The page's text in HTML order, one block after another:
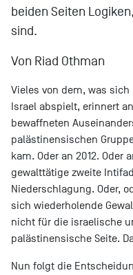
beiden Seiten
sind.
Von Riad Othman
Vieles von dem, was
Israel abspielt, erinnert
bewaffneten
palästinensischen
kam. Oder an 2012. Oder
gewalttätige zweite
Niederschlagung. Oder,
sich wiederholende
nicht für die israelische
palästinensische Seite.
Nun folgt die